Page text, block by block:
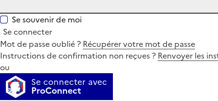
Se souvenir de moi
Se connecter
Mot de passe oublié ? Récupérer votre mot de passe
Instructions de confirmation non reçues ? Renvoyer les
ou
Se connecter avec
ProConnect